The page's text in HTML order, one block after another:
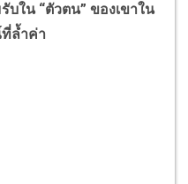
บใน “ตัวตน” ของเขาใน
ล้ำค่า